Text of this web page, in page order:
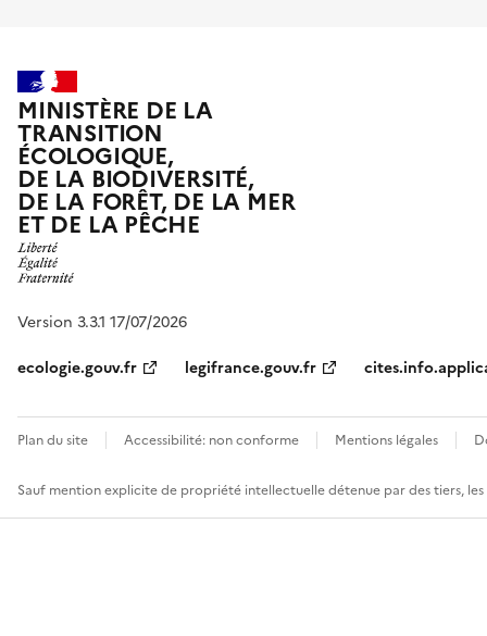
MINISTÈRE DE LA
TRANSITION
ÉCOLOGIQUE,
DE LA BIODIVERSITÉ,
DE LA FORÊT, DE LA MER
ET DE LA PÊCHE
Version 3.3.1 17/07/2026
ecologie.gouv.fr
legifrance.gouv.fr
Plan du site Accessibilité: non conforme Mentions légales
Sauf mention explicite de propriété intellectuelle détenue par des tiers,